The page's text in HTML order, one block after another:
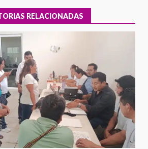
RELACIONADAS
Salud: justicia social para
Oaxaca